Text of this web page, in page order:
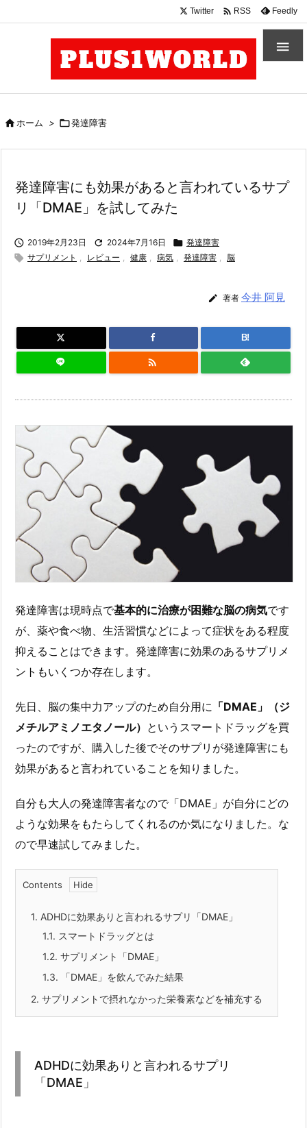

Twitter  RSS Feedly
ホーム > 発達障害
発達障害にも効果があると言われているサプ
リ「DMAE」を試してみた
 2019年2月23日  2024年7月16日  発達障害
 サプリメント , レビュー , 健康 , 病気 , 発達障害 , 脳
 著者 今井 阿見
B!

発達障害は現時点で基本的に治療が困難な脳の病気です
が、薬や食べ物、生活習慣などによって症状をある程度
抑えることはできます。発達障害に効果のあるサプリメ
ントもいくつか存在します。
先日、脳の集中力アップのため自分用に 「DMAE」（ジ
メチルアミノエタノール） というスマートドラッグを買
ったのですが、購入した後でそのサプリが発達障害にも
効果があると言われていることを知りました。
自分も大人の発達障害者なので「DMAE」が自分にどの
ような効果をもたらしてくれるのか気になりました。な
ので早速試してみました。
Contents
1. ADHDに効果ありと言われるサプリ「DMAE」
1.1. スマートドラッグとは
1.2. サプリメント「DMAE」
1.3. 「DMAE」を飲んでみた結果
2. サプリメントで摂れなかった栄養素などを補充する
ADHDに効果ありと言われるサプリ
「DMAE」